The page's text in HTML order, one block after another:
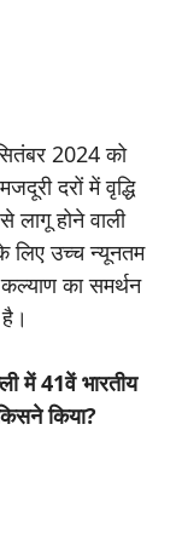
2024 को
दरों में वृद्धि
लागू होने वाली
लिए उच्च न्यूनतम
का समर्थन
में 41वें भारतीय
किया?